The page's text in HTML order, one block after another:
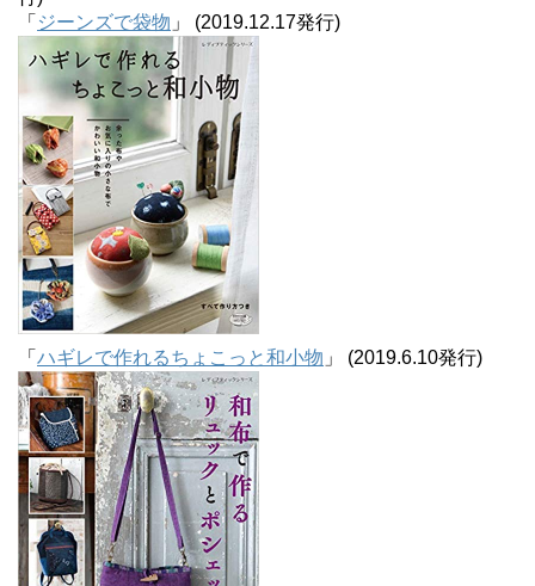
「 ジーンズで袋物 」 (2019.12.17発行)
「 ハギレで作れるちょこっと和小物 」 (2019.6.10発行)